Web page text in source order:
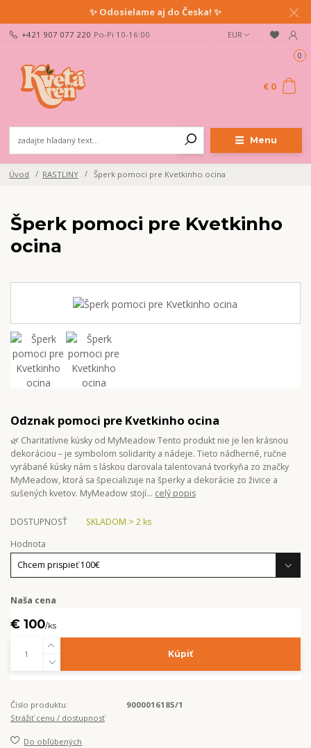
✨ Odosielame aj do Česka! ✨
Menu
EUR
+421 907 077 220 Po-Pi 10-16:00
0
€ 0
Úvod RASTLINY Šperk pomoci pre Kvetkinho ocina
Šperk pomoci pre Kvetkinho
ocina
Odznak pomoci pre Kvetkinho ocina
🌿 Charitatívne kúsky od MyMeadow Tento produkt nie je len krásnou
dekoráciou – je symbolom solidarity a nádeje. Tieto nádherné, ručne
vyrábané kúsky nám s láskou darovala talentovaná tvorkyňa zo značky
MyMeadow, ktorá sa špecializuje na šperky a dekorácie zo živice a
sušených kvetov. MyMeadow stojí... celý popis
DOSTUPNOSŤ
SKLADOM > 2 ks
Hodnota
Naša cena
€ 100/ks
Kúpiť
Číslo produktu:
9000016185/1
Strážiť cenu / dostupnosť
Do obľúbených